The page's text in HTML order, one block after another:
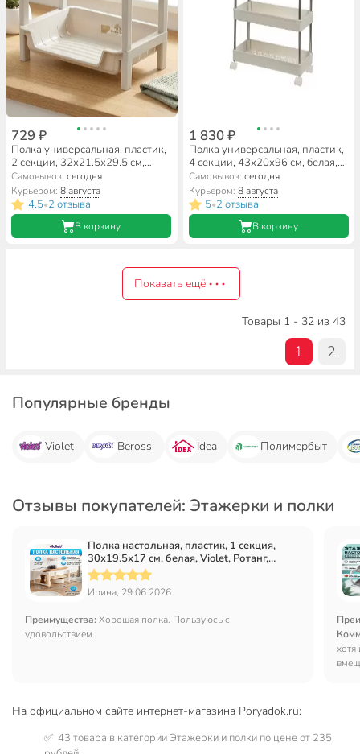
729 ₽
Полка универсальная, пластик,
2 секции, 32х21.5х29.5 см,
серая, A340168
Самовывоз:сегодня
Курьером:8 августа
4.5•2 отзыва
В корзину
1 830 ₽
Полка универсальная, пластик,
4 секции, 43х20х96 см, белая,
Y4-9126
Самовывоз: сегодня
Курьером: 8 августа
5•2 отзыва
В корзину
Показать ещё
Товары 1 - 32 из 43
1 2
Популярные бренды
Violet Berossi Idea Полимербыт
Отзывы покупателей: Этажерки и полки
Полка настольная, пластик, 1 секция,
30х19.5х17 см, белая, Violet, Ротанг,
750006
Ирина, 29.06.2026
Преимущества: Хорошая полка. Пользуюсь с
удовольствием.
На официальном сайте интернет-магазина Poryadok.ru:
✅ 43 товара в категории Этажерки и полки по цене от 235